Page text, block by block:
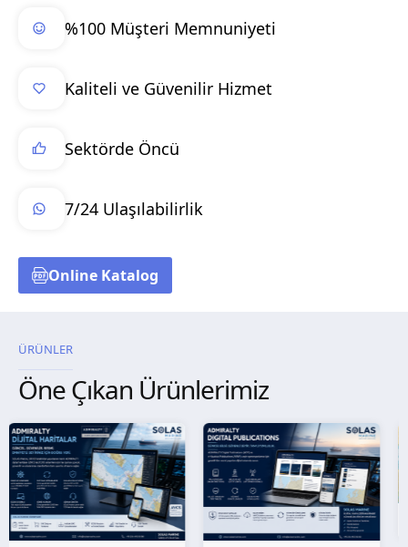
%100 Müşteri Memnuniyeti
Kaliteli ve Güvenilir Hizmet
Sektörde Öncü
7/24 Ulaşılabilirlik
Online Katalog
ÜRÜNLER
Öne Çıkan Ürünlerimiz
Kağıt Harita